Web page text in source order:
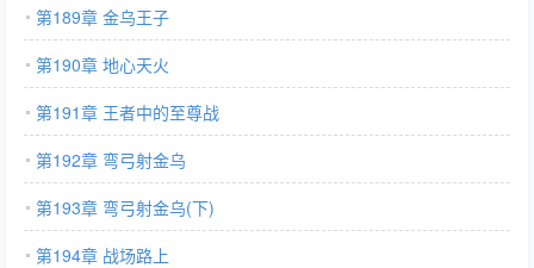
第189章 金乌王子
第190章 地心天火
第191章 王者中的至尊战
第192章 弯弓射金乌
第193章 弯弓射金乌(下)
第194章 战场路上